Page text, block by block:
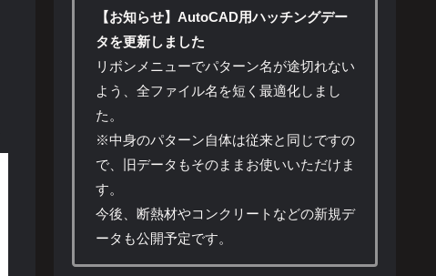
【お知らせ】AutoCAD用ハッチングデー
タを更新しました
リボンメニューでパターン名が途切れない
よう、全ファイル名を短く最適化しまし
た。
※中身のパターン自体は従来と同じですの
で、旧データもそのままお使いいただけま
す。
今後、断熱材やコンクリートなどの新規デ
ータも公開予定です。